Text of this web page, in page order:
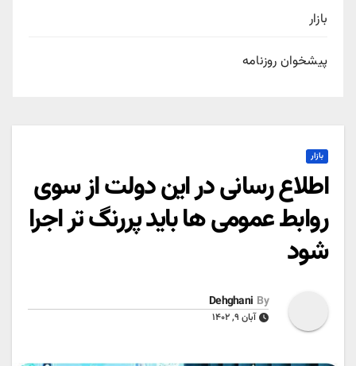
بازار
پیشخوان روزنامه
بازار
اطلاع رسانی در این دولت از سوی
روابط عمومی ها باید پررنگ تر اجرا
شود
By
Dehghani
آبان ۹, ۱۴۰۲